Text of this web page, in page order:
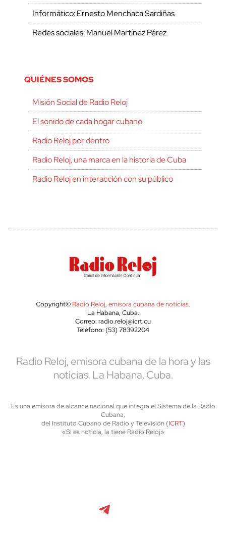
Informático: Ernesto Menchaca Sardiñas
Redes sociales: Manuel Martínez Pérez
QUIÉNES SOMOS
Misión Social de Radio Reloj
El sonido de cada hogar cubano
Radio Reloj por dentro
Radio Reloj, una marca en la historia de Cuba
Radio Reloj en interacción con su público
Copyright© Radio Reloj, emisora cubana de noticias.
La Habana, Cuba.
Correo: radio.reloj@icrt.cu
Teléfono: (53) 78392204
Radio Reloj, emisora cubana de la hora y las
noticias. La Habana, Cuba.
Es una emisora de alcance nacional que integra el Sistema de la Radio
Cubana,
del Instituto Cubano de Radio y Televisión (ICRT)
«Si es noticia, la tiene Radio Reloj»